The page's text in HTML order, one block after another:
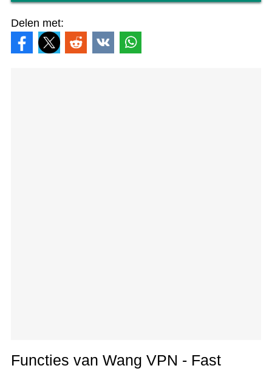
Delen met:
Functies van Wang VPN - Fast